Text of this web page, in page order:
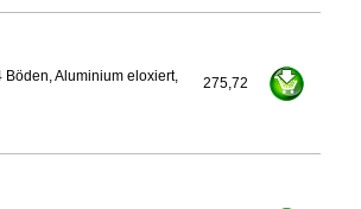
Aluminium eloxiert,
275,72